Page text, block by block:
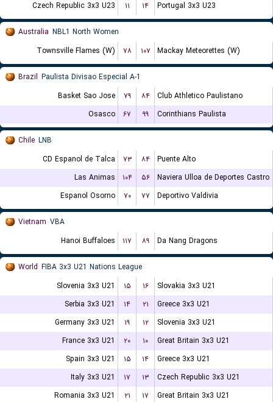
Czech Republic 3x3 U23 ۱۱ ۱۴ Portugal 3x3 U23
Australia NBL1 North Women
Townsville Flames (W)
۷۸ ۱۰۷ Mackay Meteorettes (W)
Brazil Paulista Divisao Especial A-1
Basket Sao Jose
۷۹ ۸۴
Club Athletico Paulistano
Osasco
۶۷ ۹۹ Corinthians Paulista
Chile LNB
CD Espanol de Talca
۷۳ ۸۴
Puente Alto
Las Animas
۱۰۴ ۵۶
Naviera Ulloa de Deportes Castro
Espanol Osorno
۷۰ ۷۷ Deportivo Valdivia
Vietnam VBA
Hanoi Buffaloes
۱۱۷ ۸۹ Da Nang Dragons
World FIBA 3x3 U21 Nations League
Slovenia 3x3 U21
۱۵ ۱۶
Slovakia 3x3 U21
Serbia 3x3 U21
۱۴ ۲۱
Greece 3x3 U21
Germany 3x3 U21
۱۹ ۱۲
Slovenia 3x3 U21
France 3x3 U21
۲۰ ۱۰
Great Britain 3x3 U21
Spain 3x3 U21
۱۵ ۱۴
Greece 3x3 U21
Italy 3x3 U21
۱۷ ۱۳
Czech Republic 3x3 U21
Romania 3x3 U21
۲۱ ۱۷
Great Britain 3x3 U21